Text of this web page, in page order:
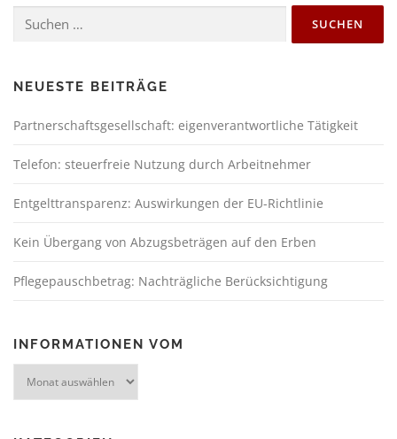
NEUESTE BEITRÄGE
Partnerschaftsgesellschaft: eigenverantwortliche Tätigkeit
Telefon: steuerfreie Nutzung durch Arbeitnehmer
Entgelttransparenz: Auswirkungen der EU-Richtlinie
Kein Übergang von Abzugsbeträgen auf den Erben
Pflegepauschbetrag: Nachträgliche Berücksichtigung
INFORMATIONEN VOM